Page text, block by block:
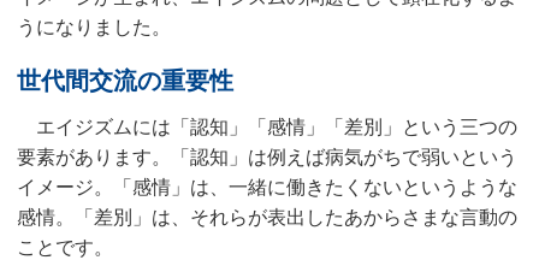
うになりました。
世代間交流の重要性
エイジズムには「認知」「感情」「差別」という三つの
要素があります。「認知」は例えば病気がちで弱いという
イメージ。「感情」は、一緒に働きたくないというような
感情。「差別」は、それらが表出したあからさまな言動の
ことです。